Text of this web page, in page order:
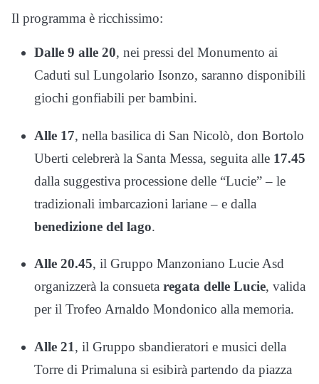
Il programma è ricchissimo:
Dalle 9 alle 20, nei pressi del Monumento ai
Caduti sul Lungolario Isonzo, saranno disponibili
giochi gonfiabili per bambini.
Alle 17, nella basilica di San Nicolò, don Bortolo
Uberti celebrerà la Santa Messa, seguita alle 17.45
dalla suggestiva processione delle “Lucie” – le
tradizionali imbarcazioni lariane – e dalla
benedizione del lago.
Alle 20.45, il Gruppo Manzoniano Lucie Asd
organizzerà la consueta regata delle Lucie, valida
per il Trofeo Arnaldo Mondonico alla memoria.
Alle 21, il Gruppo sbandieratori e musici della
Torre di Primaluna si esibirà partendo da piazza